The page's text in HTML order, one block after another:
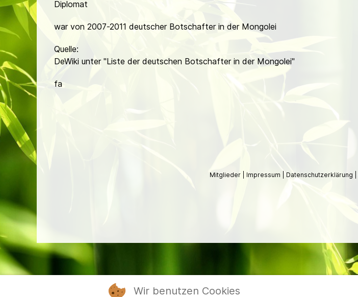
Diplomat
war von 2007-2011 deutscher Botschafter in der Mongolei
Quelle:
DeWiki unter "Liste der deutschen Botschafter in der Mongolei"
fa
Mitglieder Impressum Datenschutzerklärung
Wir benutzen Cookies